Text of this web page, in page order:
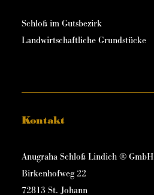
Schloß im Gutsbezirk
Landwirtschaftliche Grundstücke
Kontakt
Anugraha Schloß Lindich ® GmbH
Birkenhofweg 22
72813 St. Johann